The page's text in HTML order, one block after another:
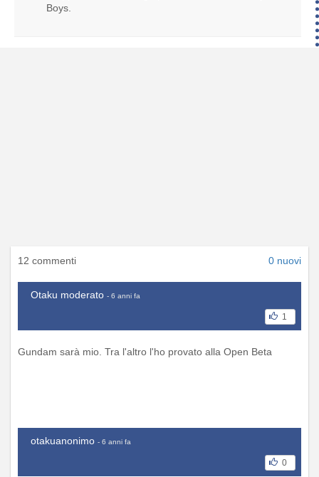
Boys.
12 commenti 0 nuovi
Otaku moderato - 6 anni fa
1
Gundam sarà mio. Tra l'altro l'ho provato alla Open Beta
otakuanonimo - 6 anni fa
0